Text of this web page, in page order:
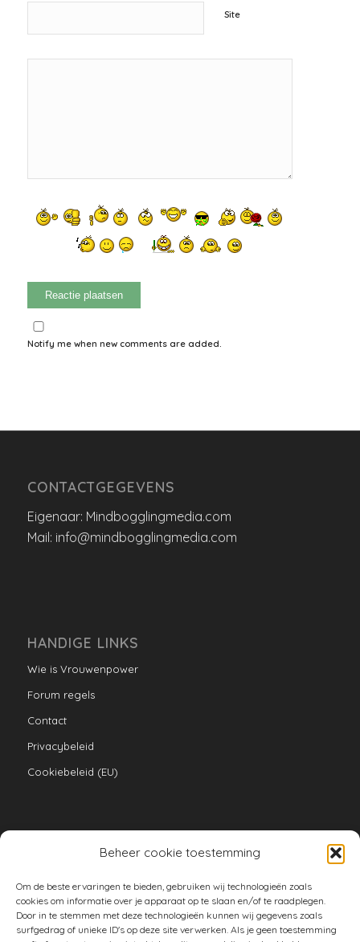
Beheer cookie toestemming
Om de beste ervaringen te bieden, gebruiken wij technologieën zoals
cookies om informatie over je apparaat op te slaan en/of te raadplegen.
Door in te stemmen met deze technologieën kunnen wij gegevens zoals
surfgedrag of unieke ID's op deze site verwerken. Als je geen toestemming
Site
Notify me when new comments are added.
CONTACTGEGEVENS
Eigenaar: Mindbogglingmedia.com
Mail: info@mindbogglingmedia.com
HANDIGE LINKS
Wie is Vrouwenpower
Forum regels
Contact
Privacybeleid
Cookiebeleid (EU)
armoe keuken
duurzaam